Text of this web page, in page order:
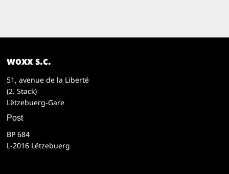
woxx s.c.
51, avenue de la Liberté
(2. Stack)
Lëtzebuerg-Gare
Post
BP 684
L-2016 Lëtzebuerg